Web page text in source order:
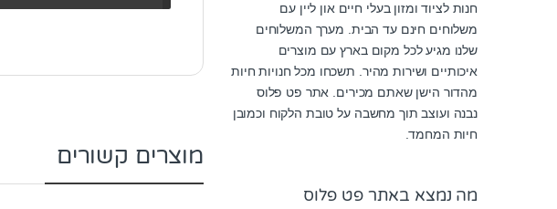
מוצרים קשורים
חנות לציוד ומזון בעלי חיים און ליין עם
משלוחים חינם עד הבית. מערך המשלוחים
שלנו מגיע לכל מקום בארץ עם מוצרים
איכותיים ושירות מהיר. תשכחו מכל חנויות חיות
מהדור הישן שאתם מכירים. אתר פט פלוס
נבנה ועוצב תוך מחשבה על טובת הלקוח וכמובן
חיות המחמד.
מה נמצא באתר פט פלוס